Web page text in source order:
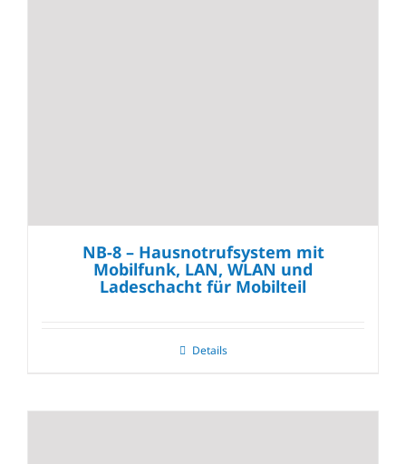
NB-8 – Hausnotrufsystem mit
Mobilfunk, LAN, WLAN und
Ladeschacht für Mobilteil
Details